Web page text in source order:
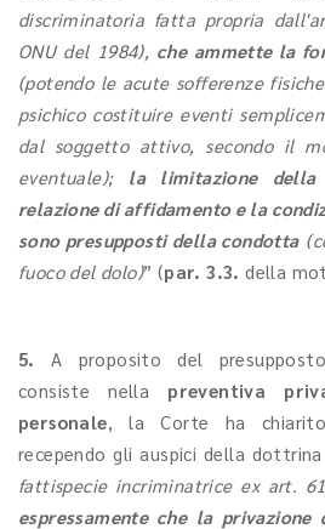
discriminatoria fatta propria
ONU del 1984), che ammette la
(potendo le acute sofferenze
psichico costituire eventi
dal soggetto attivo, secondo il
eventuale); la limitazione
relazione di affidamento e la
sono presupposti della condotta
fuoco del dolo)” (par. 3.3.della
5. A proposito del
consiste nella preventiva
personale, la Corte ha
recependo gli auspici della
fattispecie incriminatrice ex art.
espressamente che la